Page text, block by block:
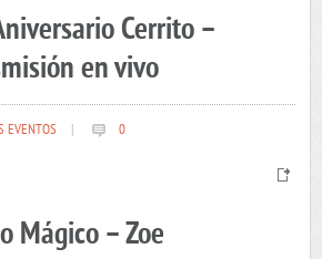
Cerrito –
en vivo
EVENTOS 0
Mágico – Zoe